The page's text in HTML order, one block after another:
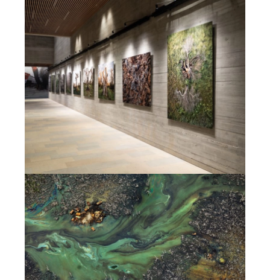
Vue de l’exposition « BURTYNSKY : Extraction/Abstraction »
au M9 – Museum of the 20th Century (Venise). Photo ©
Marco Cappelletti, avec l’aimable autorisation d’Alvisi
Kirimoto